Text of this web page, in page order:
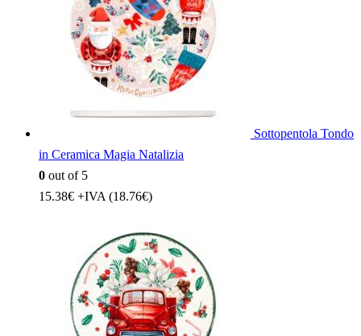
Sottopentola Tondo
in Ceramica Magia Natalizia
0 out of 5
15.38€ +IVA (18.76€)